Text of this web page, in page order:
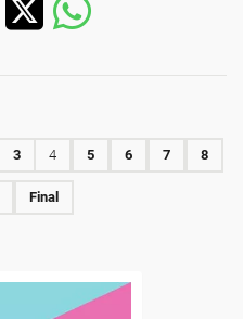
3 4 5 6 7 8
Final